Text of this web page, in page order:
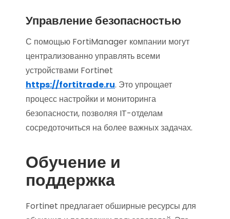
Управление безопасностью
С помощью FortiManager компании могут
централизованно управлять всеми
устройствами Fortinet
https://fortitrade.ru. Это упрощает
процесс настройки и мониторинга
безопасности, позволяя IT-отделам
сосредоточиться на более важных задачах.
Обучение и
поддержка
Fortinet предлагает обширные ресурсы для